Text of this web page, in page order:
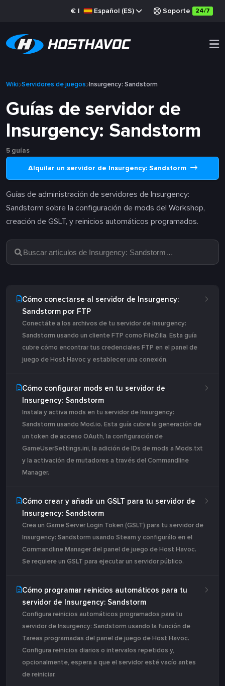
€ | Español (ES) Soporte 24/7
Wiki Servidores de juegos Insurgency: Sandstorm
Guías de servidor de
Insurgency: Sandstorm
5 guías
Alquilar un servidor de Insurgency: Sandstorm
Guías de administración de servidores de Insurgency:
Sandstorm sobre la configuración de mods del Workshop,
creación de GSLT, y reinicios automáticos programados.
Cómo conectarse al servidor de Insurgency:
Sandstorm por FTP
Conectáte a los archivos de tu servidor de Insurgency:
Sandstorm usando un cliente FTP como FileZilla. Esta guía
cubre cómo encontrar tus credenciales FTP en el panel de
juego de Host Havoc y establecer una conexión.
Cómo configurar mods en tu servidor de
Insurgency: Sandstorm
Instala y activa mods en tu servidor de Insurgency:
Sandstorm usando Mod.io. Esta guía cubre la generación de
un token de acceso OAuth, la configuración de
GameUserSettings.ini, la adición de IDs de mods a Mods.txt
y la activación de mutadores a través del Commandline
Manager.
Cómo crear y añadir un GSLT para tu servidor de
Insurgency: Sandstorm
Crea un Game Server Login Token (GSLT) para tu servidor de
Insurgency: Sandstorm usando Steam y configurálo en el
Commandline Manager del panel de juego de Host Havoc.
Se requiere un GSLT para ejecutar un servidor público.
Cómo programar reinicios automáticos para tu
servidor de Insurgency: Sandstorm
Configura reinicios automáticos programados para tu
servidor de Insurgency: Sandstorm usando la función de
Tareas programadas del panel de juego de Host Havoc.
Configura reinicios diarios o intervalos repetidos y,
opcionalmente, espera a que el servidor esté vacío antes
de reiniciar.